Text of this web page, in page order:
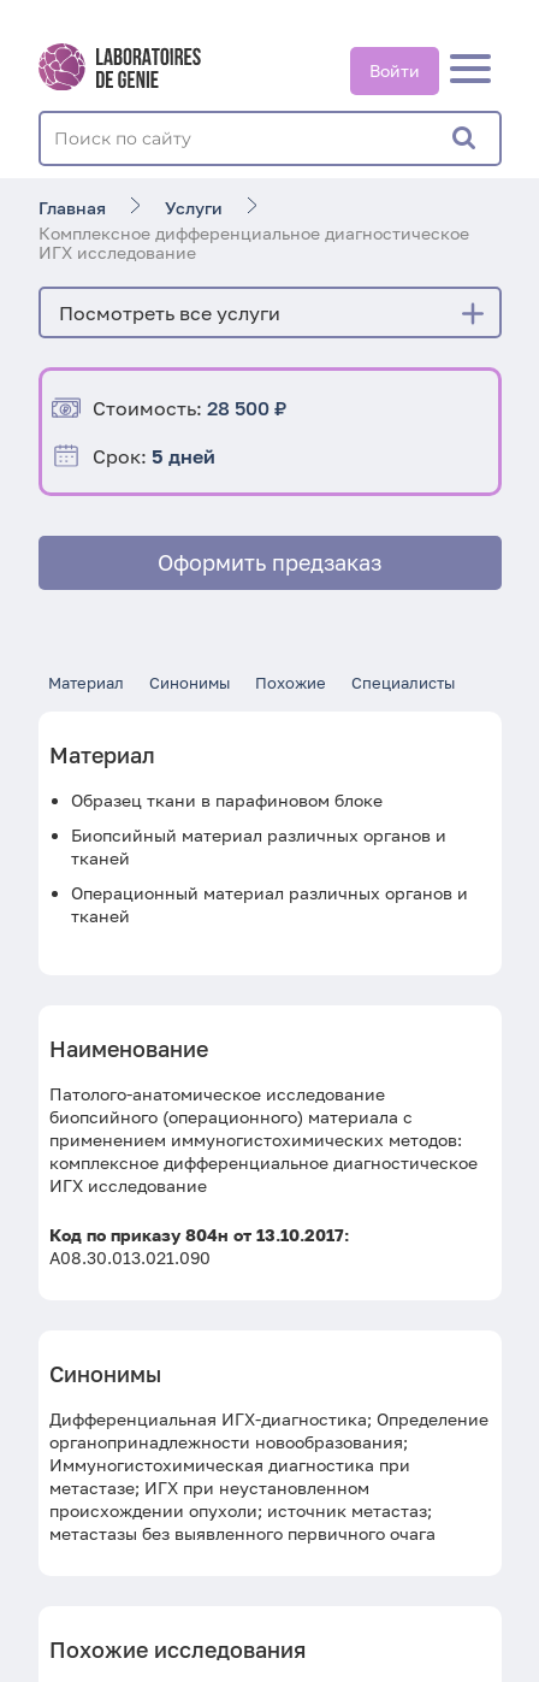
Войти
Главная
Услуги
Комплексное дифференциальное диагностическое
ИГХ исследование
Посмотреть все услуги
Стоимость: 28 500 ₽
Срок: 5 дней
Оформить предзаказ
Материал Синонимы Похожие Специалисты
Материал
Образец ткани в парафиновом блоке
Биопсийный материал различных органов и
тканей
Операционный материал различных органов и
тканей
Наименование
Патолого-анатомическое исследование
биопсийного (операционного) материала с
применением иммуногистохимических методов:
комплексное дифференциальное диагностическое
ИГХ исследование
Код по приказу 804н от 13.10.2017:
A08.30.013.021.090
Синонимы
Дифференциальная ИГХ-диагностика; Определение
органопринадлежности новообразования;
Иммуногистохимическая диагностика при
метастазе; ИГХ при неустановленном
происхождении опухоли; источник метастаз;
метастазы без выявленного первичного очага
Похожие исследования